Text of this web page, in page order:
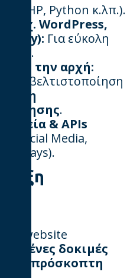
PHP, Python κ.λπ.).
(π.χ. WordPress,
Για εύκολη
από την αρχή:
SEO βελτιστοποίηση
.
& APIs
Social Media,
το website
δοκιμές
απρόσκοπτη